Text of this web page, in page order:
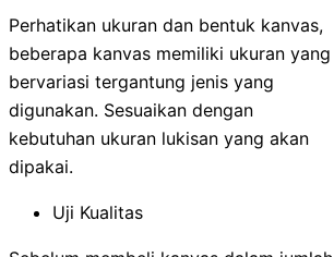
Perhatikan ukuran dan bentuk kanvas,
beberapa kanvas memiliki ukuran yang
bervariasi tergantung jenis yang
digunakan. Sesuaikan dengan
kebutuhan ukuran lukisan yang akan
dipakai.
Uji Kualitas